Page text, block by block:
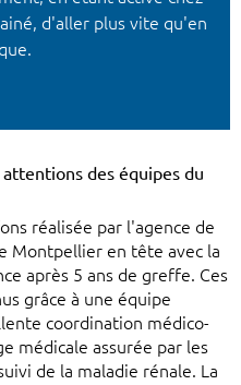
d'aller plus vite qu'en
des équipes du
réalisée par l'agence de
Montpellier en tête avec la
après 5 ans de greffe. Ces
grâce à une équipe
coordination médico-
médicale assurée par les
de la maladie rénale. La